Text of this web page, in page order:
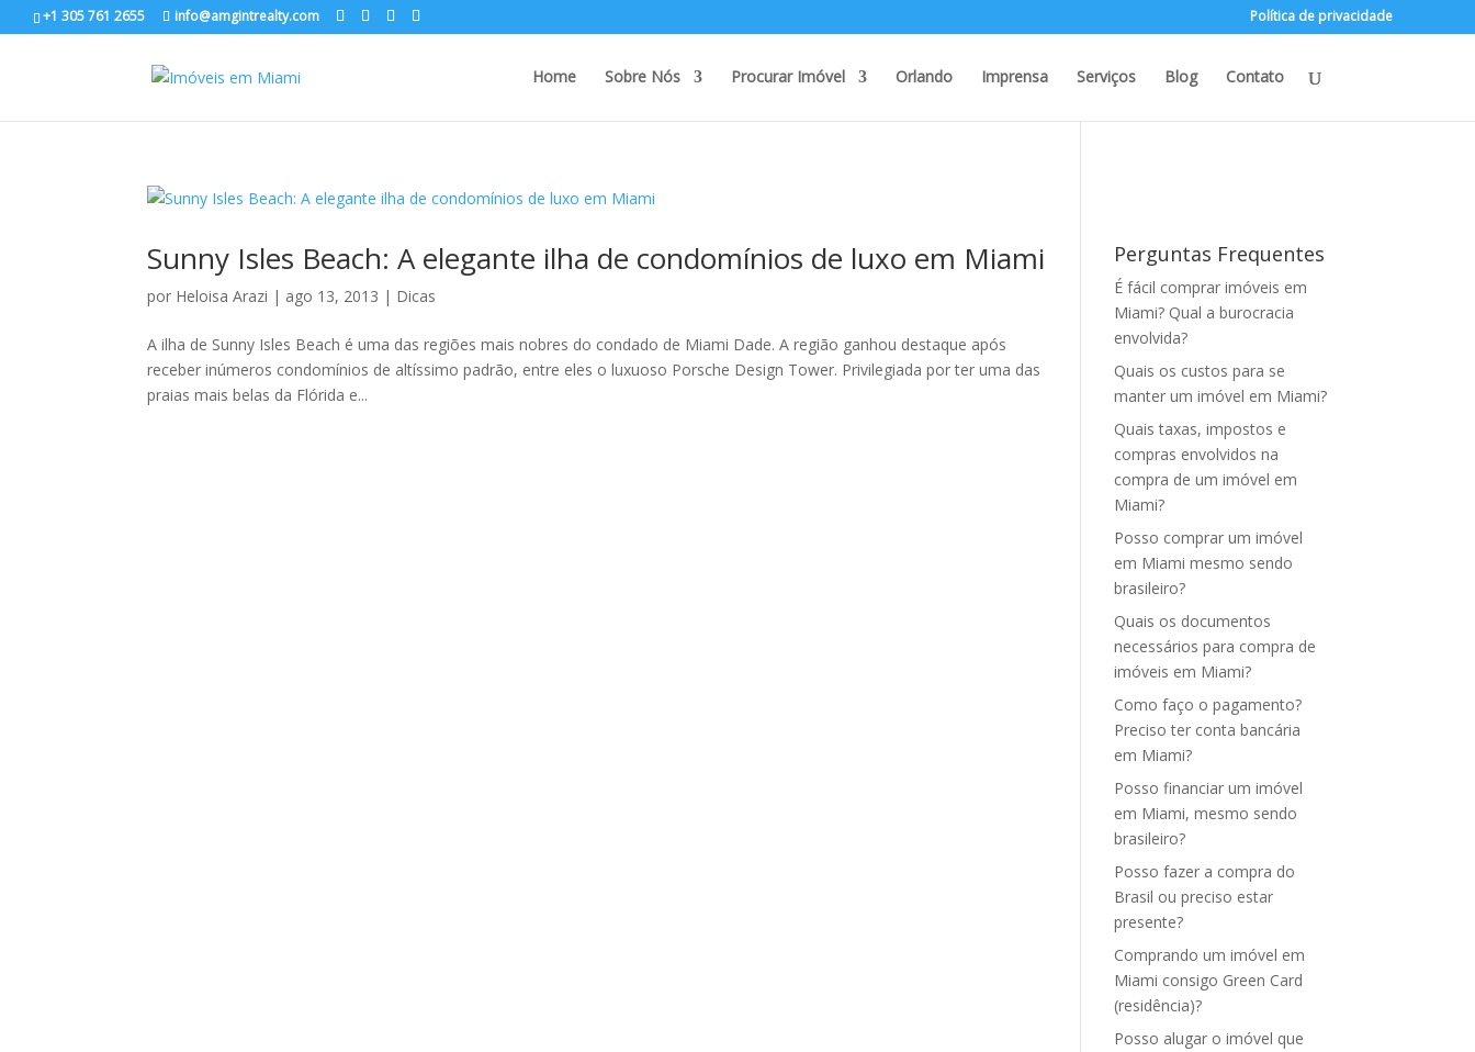
+1 305 761 2655 info@amgintrealty.com Política de privacidade
Home Sobre Nós Procurar Imóvel Orlando Imprensa Serviços Blog Contato
Sunny Isles Beach: A elegante ilha de condomínios de luxo em Miami
por Heloisa Arazi | ago 13, 2013 | Dicas
A ilha de Sunny Isles Beach é uma das regiões mais nobres do condado de Miami Dade. A região ganhou destaque após
receber inúmeros condomínios de altíssimo padrão, entre eles o luxuoso Porsche Design Tower. Privilegiada por ter uma das
praias mais belas da Flórida e...
Perguntas Frequentes
É fácil comprar imóveis em
Miami? Qual a burocracia
envolvida?
Quais os custos para se
manter um imóvel em Miami?
Quais taxas, impostos e
compras envolvidos na
compra de um imóvel em
Miami?
Posso comprar um imóvel
em Miami mesmo sendo
brasileiro?
Quais os documentos
necessários para compra de
imóveis em Miami?
Como faço o pagamento?
Preciso ter conta bancária
em Miami?
Posso financiar um imóvel
em Miami, mesmo sendo
brasileiro?
Posso fazer a compra do
Brasil ou preciso estar
presente?
Comprando um imóvel em
Miami consigo Green Card
(residência)?
Posso alugar o imóvel que